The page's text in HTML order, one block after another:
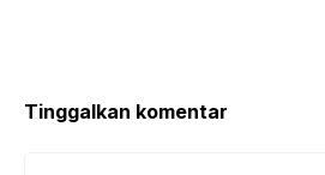
Tinggalkan komentar